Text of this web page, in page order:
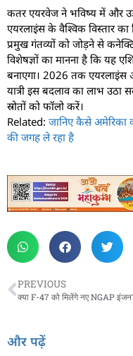
कतर एयरवेज ने भविष्य में और
एयरलाइंस के वैश्विक विस्तार
प्रमुख गंतव्यों को जोड़ने से
विशेषज्ञों का मानना है कि यह
बनाएगा। 2026 तक
यात्री इस बदलाव का लाभ
स्रोतों को फॉलो करें।
Related: जानिए कैसे अमेरिका
की जगह ले रहा है
PREVIOUS
क्या F-47 को मिलेंगे नए NGAP
और पढ़ें